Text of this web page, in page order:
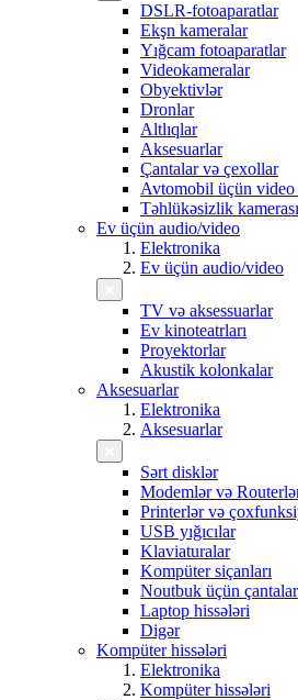
DSLR-fotoaparatlar
Ekşn kameralar
Yığcam fotoaparatlar
Videokameralar
Obyektivlər
Dronlar
Altlıqlar
Aksesuarlar
Çantalar və çexollar
Avtomobil üçün video
Təhlükəsizlik kamerası
Ev üçün audio/video
Elektronika
Ev üçün audio/video
TV və aksessuarlar
Ev kinoteatrları
Proyektorlar
Akustik kolonkalar
Aksesuarlar
Elektronika
Aksesuarlar
Sərt disklər
Modemlər və
Printerlər və
USB yığıcılar
Klaviaturalar
Kompüter siçanları
Noutbuk üçün çantalar
Laptop hissələri
Digər
Kompüter hissələri
Elektronika
Kompüter hissələri